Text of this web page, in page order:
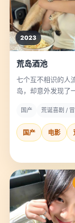
2023
荒岛酒池
七个互不相识的人
岛，却意外发现了
国产 荒诞喜剧 /
国产 电影